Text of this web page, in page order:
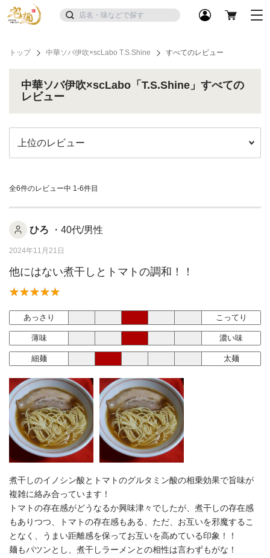
トップ 中華ソバ伊吹×scLabo T.S.Shine すべてのレビュー
中華ソバ伊吹×scLabo「T.S.Shine」すべての
レビュー
全6件のレビュー中 1-6件目
ひろ ・40代/男性
2024年11月21日
他にはない煮干しとトマトの調和！！
あっさり こってり
薄味 濃い味
細麺 太麺
煮干しのイノシン酸とトマトのグルタミン酸の相乗効果で旨味が
複雑に絡み合っています！
トマトの存在感がどうなるか興味津々でしたが、煮干しの存在感
もありつつ、トマトの存在感もある、ただ、お互いを邪魔するこ
となく、うまい距離感を保ってお互いを高めている印象！！
麺もパツンとし、煮干しラーメンとの相性は言わずもがな！